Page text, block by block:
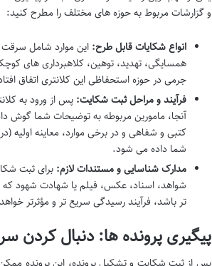
و گزارشات مربوط به حوزه های مختلف را مطرح کنید:
انواع شکایات قابل طرح: این موارد شامل
همسایگی، تهدید، توهین، کلاهبرداری های
جرمی در حوزه استحفاظی این کلانتری اتفاق
فرآیند و مراحل ثبت شکایت: پس از ورود به
آنجا، مامورین مربوطه به توضیحات شما گوش
کتبی و شفاهی و در برخی موارد، معاینه
شما داده می شود.
مدارک شناسایی و مستندات لازم: برای ثبت
شواهد، اسناد، عکس، فیلم یا شهادت شهود
تر باشد، فرآیند رسیدگی سریع تر و مؤثرتر
پیگیری پرونده ها: دنبال کردن